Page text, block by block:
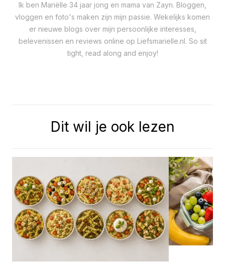
Ik ben Mariëlle 34 jaar jong en mama van Zayn. Bloggen,
vloggen en foto's maken zijn mijn passie. Wekelijks komen
er nieuwe blogs over mijn persoonlijke interesses,
belevenissen en reviews online op Liefsmarielle.nl. So sit
tight, read along and enjoy!
Dit wil je ook lezen